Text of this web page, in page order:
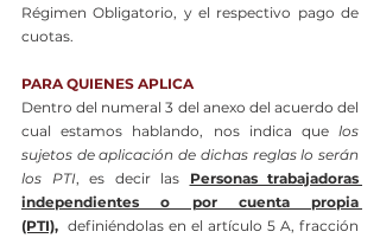
Régimen Obligatorio, y el respectivo pago de
cuotas.
PARA QUIENES APLICA
Dentro del numeral 3 del anexo del acuerdo del
cual estamos hablando, nos indica que los
sujetos de aplicación de dichas reglas lo serán
los PTI, es decir las Personas trabajadoras
independientes o por cuenta propia
(PTI), definiéndolas en el artículo 5 A, fracción